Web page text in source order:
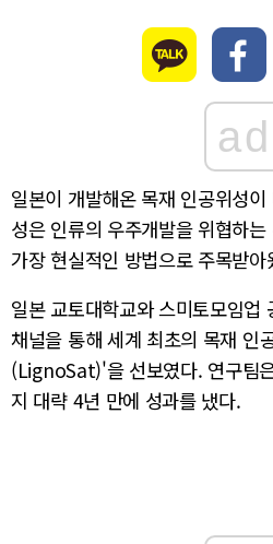
ad
일본이 개발해온 목재 인공위성
성은 인류의 우주개발을 위협하
가장 현실적인 방법으로 주목받아
일본 교토대학교와 스미토모임업
채널을 통해 세계 최초의 목재 인
(LignoSat)'을 선보였다. 연구팀
지 대략 4년 만에 성과를 냈다.